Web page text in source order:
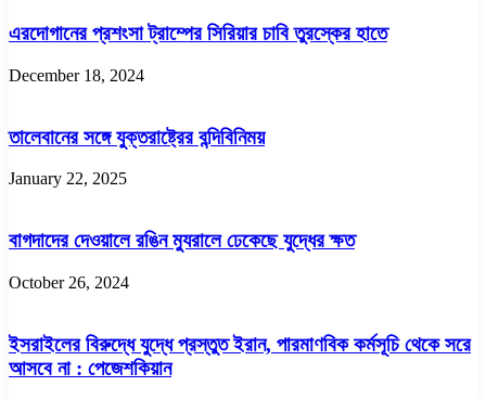
এরদোগানের প্রশংসা ট্রাম্পের সিরিয়ার চাবি তুরস্কের হাতে
December 18, 2024
তালেবানের সঙ্গে যুক্তরাষ্ট্রের বন্দিবিনিময়
January 22, 2025
বাগদাদের দেওয়ালে রঙিন ম্যুরালে ঢেকেছে যুদ্ধের ক্ষত
October 26, 2024
ইসরাইলের বিরুদ্ধে যুদ্ধে প্রস্তুত ইরান, পারমাণবিক কর্মসূচি থেকে সরে
আসবে না : পেজেশকিয়ান